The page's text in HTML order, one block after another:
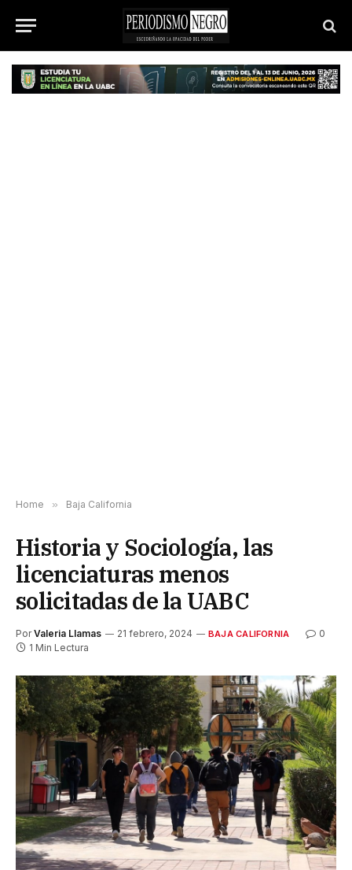
Home » Baja California
Historia y Sociología, las
licenciaturas menos
solicitadas de la UABC
Por Valeria Llamas 21 febrero, 2024 BAJA CALIFORNIA
0
1 Min Lectura